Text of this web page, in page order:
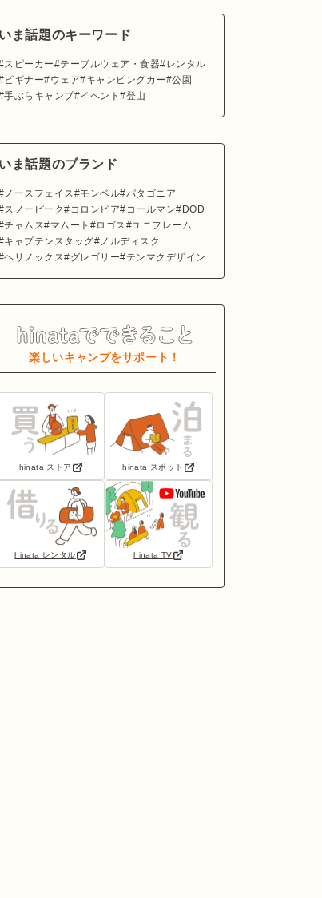
いま話題のキーワード
スピーカー テーブルウェア・食器
レンタル
ビギナー
ウェア キャンピングカー
公園
手ぶらキャンプ イベント 登山
いま話題のブランド
ノースフェイス モンベル パタゴニア
スノーピーク
コロンビア コールマン
DOD
チャムス
マムート ロゴス
ユニフレーム
キャプテンスタッグ
ノルディスク
ヘリノックス
グレゴリー テンマクデザイン
楽しいキャンプをサポート！
hinata ストア hinata スポット
hinata レンタル hinata TV